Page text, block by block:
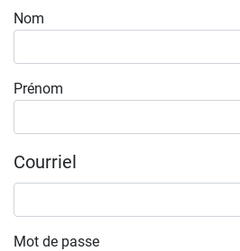
Publiez une offre d'emploi
Nom
Prénom
Courriel
Mot de passe